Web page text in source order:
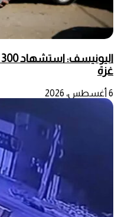
غزة
6 أغسطس، 2026